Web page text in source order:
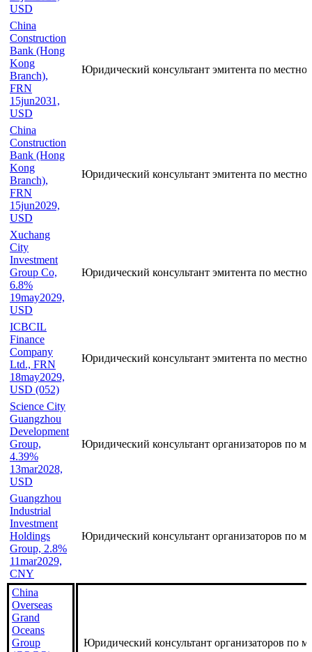
USD
China
Construction
Bank (Hong
Kong
Branch),
FRN
15jun2031,
USD
Юридический консультант эмитента по
China
Construction
Bank (Hong
Kong
Branch),
FRN
15jun2029,
USD
Юридический консультант эмитента по
Xuchang
City
Investment
Group Co,
6.8%
19may2029,
USD
Юридический консультант эмитента по
ICBCIL
Finance
Company
Ltd., FRN
18may2029,
USD (052)
Юридический консультант эмитента по
Science City
Guangzhou
Development
Group,
4.39%
13mar2028,
USD
Юридический консультант организаторов по
Guangzhou
Industrial
Investment
Holdings
Group, 2.8%
11mar2029,
CNY
Юридический консультант организаторов по
China
Overseas
Grand
Oceans
Group
Юридический консультант организаторов по